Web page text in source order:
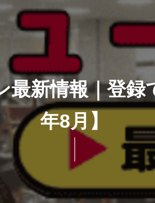
最新情報｜登録
年8月】